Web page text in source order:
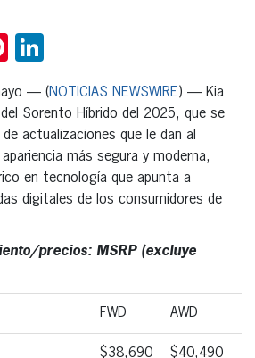
Pinterest
— (NOTICIAS NEWSWIRE) — Kia
Sorento Híbrido del 2025, que se
actualizaciones que le dan al
más segura y moderna,
en tecnología que apunta a
digitales de los consumidores de
precios: MSRP (excluye
FWD AWD
$38,690 $40,490